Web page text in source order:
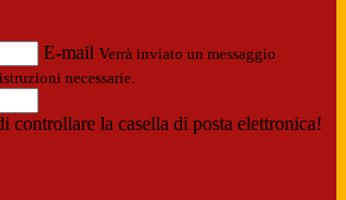
E-mail Verrà inviato un messaggio
necessarie.
controllare la casella di posta elettronica!